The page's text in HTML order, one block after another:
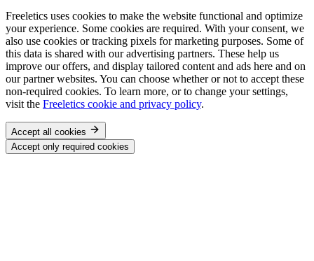
Freeletics uses cookies to make the website functional and optimize
your experience. Some cookies are required. With your consent, we
also use cookies or tracking pixels for marketing purposes. Some of
this data is shared with our advertising partners. These help us
improve our offers, and display tailored content and ads here and on
our partner websites. You can choose whether or not to accept these
non-required cookies. To learn more, or to change your settings,
visit the Freeletics cookie and privacy policy.
Accept all cookies
Accept only required cookies